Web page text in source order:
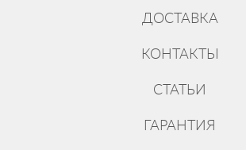
ДОСТАВКА
КОНТАКТЫ
СТАТЬИ
ГАРАНТИЯ